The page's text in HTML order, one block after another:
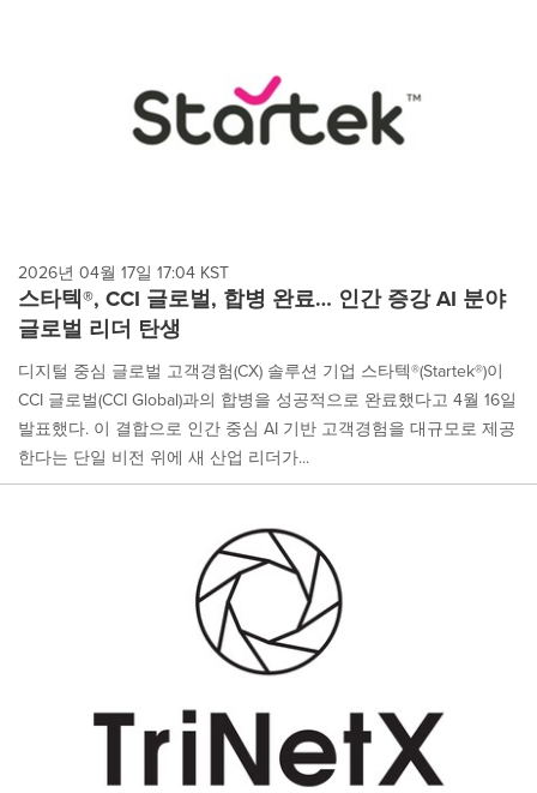
2026년 04월 17일 17:04 KST
스타텍®, CCI 글로벌, 합병 완료… 인간 증강 AI 분야
글로벌 리더 탄생
디지털 중심 글로벌 고객경험(CX) 솔루션 기업 스타텍®(Startek®)이
CCI 글로벌(CCI Global)과의 합병을 성공적으로 완료했다고 4월 16일
발표했다. 이 결합으로 인간 중심 AI 기반 고객경험을 대규모로 제공
한다는 단일 비전 위에 새 산업 리더가...